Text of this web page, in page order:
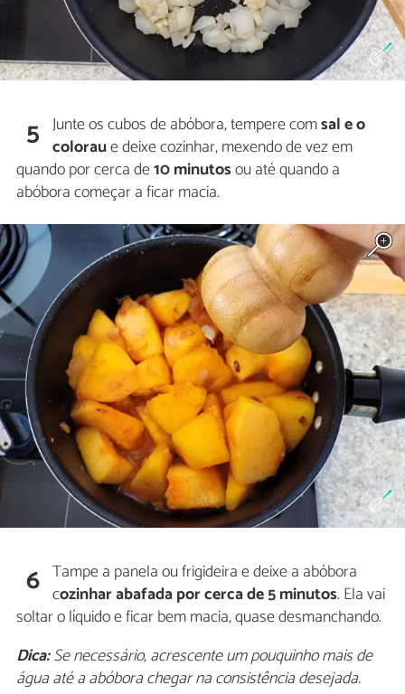
5 Junte os cubos de abóbora, tempere comsal e o
coloraue deixe cozinhar, mexendo de vez em
quando por cerca de10 minutosou até quando a
abóbora começar a ficar macia.
6 Tampe a panela ou frigideira e deixe a abóbora
cozinhar abafada por cerca de 5 minutos. Ela vai
soltar o líquido e ficar bem macia, quase desmanchando.
Dica:Se necessário, acrescente um pouquinho mais de
água até a abóbora chegar na consistência desejada.